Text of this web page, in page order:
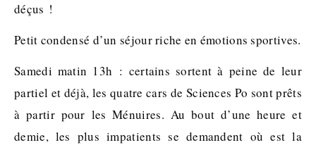
déçus !
Petit condensé d’un séjour riche en émotions sportives.
Samedi matin 13h : certains sortent à peine de leur
partiel et déjà, les quatre cars de Sciences Po sont prêts
à partir pour les Ménuires. Au bout d’une heure et
demie, les plus impatients se demandent où est la